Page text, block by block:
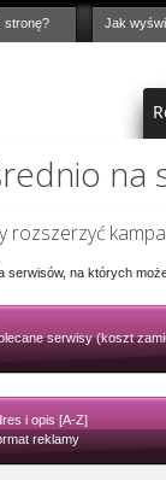
stronę? Jak
na
rozszerzyć
serwisów, na których
serwisy (koszt
i opis [A-Z]
reklamy